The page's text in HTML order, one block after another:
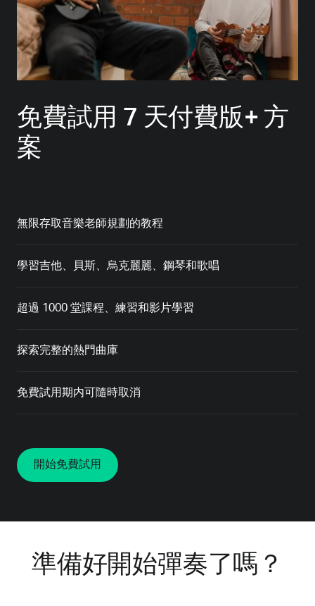
免費試用 7 天付費版+ 方
案
無限存取音樂老師規劃的教程
學習吉他、貝斯、烏克麗麗、鋼琴和歌唱
超過 1000 堂課程、練習和影片學習
探索完整的熱門曲庫
免費試用期内可隨時取消
開始免費試用
準備好開始彈奏了嗎？